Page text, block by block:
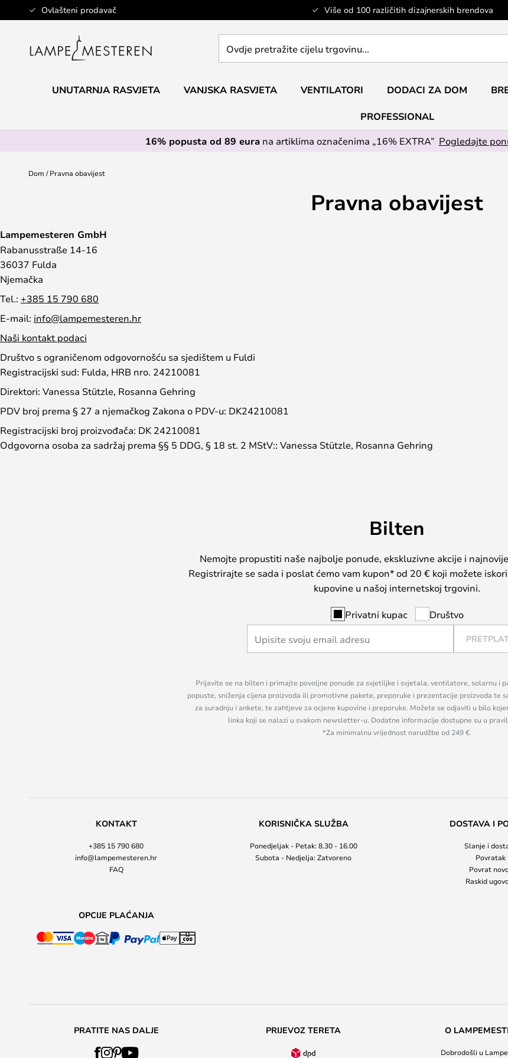
Ovlašteni prodavač Više od 100 različitih dizajnerskih brendova
Skip
to
pretražite
trgovinu...
UNUTARNJA RASVJETA VANJSKA RASVJETA VENTILATORI DODACI ZA DOM
PROFESSIONAL
16% popusta od 89 eurana artiklima označenima „16% EXTRA” Pogledajte
Dom Pravna obavijest
Pravna obavijest
Lampemesteren GmbH
Rabanusstraße 14-16
36037 Fulda
Njemačka
Tel.: +385 15 790 680
E-mail: info@lampemesteren.hr
Naši kontakt podaci
Društvo s ograničenom odgovornošću sa sjedištem u Fuldi
Registracijski sud: Fulda, HRB nro. 24210081
Direktori: Vanessa Stützle, Rosanna Gehring
PDV broj prema § 27 a njemačkog Zakona o PDV-u: DK24210081
Registracijski broj proizvođača: DK 24210081
Odgovorna osoba za sadržaj prema §§ 5 DDG, § 18 st. 2 MStV:: Vanessa Stützle, Rosanna Gehring
Bilten
Nemojte propustiti naše najbolje ponude, ekskluzivne akcije i
Registrirajte se sada i poslat ćemo vam kupon* od 20 € koji možete
kupovine u našoj internetskoj trgovini.
Privatni kupac Društvo
Prijavite se na bilten i primajte povoljne ponude za svjetiljke i svjetala, ventilatore, solarnu i
popuste, sniženja cijena proizvoda ili promotivne pakete, preporuke i prezentacije proizvoda te
za suradnju i ankete, te zahtjeve za ocjene kupovine i preporuke. Možete se odjaviti u bilo
linka koji se nalazi u svakom newsletter-u. Dodatne informacije dostupne su u
*Za minimalnu vrijednost narudžbe od 249 €.
KONTAKT
+385 15 790 680
info@lampemesteren.hr
FAQ
KORISNIČKA SLUŽBA
Ponedjeljak - Petak: 8.30 - 16.00
Subota - Nedjelja: Zatvoreno
DOSTAVA I
Slanje i
Povratak
Povrat
Raskid
OPCIJE PLAĆANJA
PRATITE NAS DALJE PRIJEVOZ TERETA O
Dobrodošli u